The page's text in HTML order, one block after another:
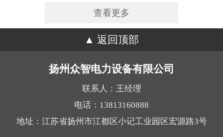
试的好处是什么呢？
查看更多
返回顶部
扬州众智电力设备有限公司
联系人：王经理
电话：13813160888
地址：江苏省扬州市江都区小记工业园区宏源路3号